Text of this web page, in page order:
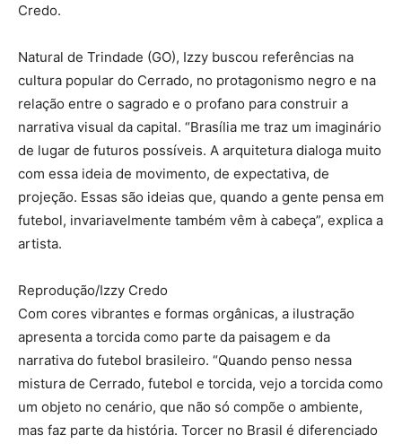
Credo.
Natural de Trindade (GO), Izzy buscou referências na
cultura popular do Cerrado, no protagonismo negro e na
relação entre o sagrado e o profano para construir a
narrativa visual da capital. “Brasília me traz um imaginário
de lugar de futuros possíveis. A arquitetura dialoga muito
com essa ideia de movimento, de expectativa, de
projeção. Essas são ideias que, quando a gente pensa em
futebol, invariavelmente também vêm à cabeça”, explica a
artista.
Reprodução/Izzy Credo
Com cores vibrantes e formas orgânicas, a ilustração
apresenta a torcida como parte da paisagem e da
narrativa do futebol brasileiro. “Quando penso nessa
mistura de Cerrado, futebol e torcida, vejo a torcida como
um objeto no cenário, que não só compõe o ambiente,
mas faz parte da história. Torcer no Brasil é diferenciado